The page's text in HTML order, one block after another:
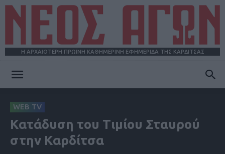
Η ΑΡΧΑΙΟΤΕΡΗ ΠΡΩΪΝΗ ΚΑΘΗΜΕΡΙΝΗ ΕΦΗΜΕΡΙΔΑ ΤΗΣ ΚΑΡΔΙΤΣΑΣ
ΑΓΩΝ
WEB TV
Κατάδυση του Τιμίου Σταυρού
στην Καρδίτσα